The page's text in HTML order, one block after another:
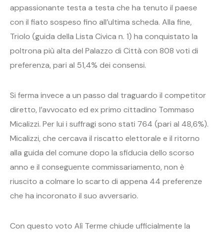
appassionante testa a testa che ha tenuto il paese
con il fiato sospeso fino all’ultima scheda. Alla fine,
Triolo (guida della Lista Civica n. 1) ha conquistato la
poltrona più alta del Palazzo di Città con 808 voti di
preferenza, pari al 51,4% dei consensi.
Si ferma invece a un passo dal traguardo il competitor
diretto, l’avvocato ed ex primo cittadino Tommaso
Micalizzi. Per lui i suffragi sono stati 764 (pari al 48,6%).
Micalizzi, che cercava il riscatto elettorale e il ritorno
alla guida del comune dopo la sfiducia dello scorso
anno e il conseguente commissariamento, non è
riuscito a colmare lo scarto di appena 44 preferenze
che ha incoronato il suo avversario.
Con questo voto Alì Terme chiude ufficialmente la